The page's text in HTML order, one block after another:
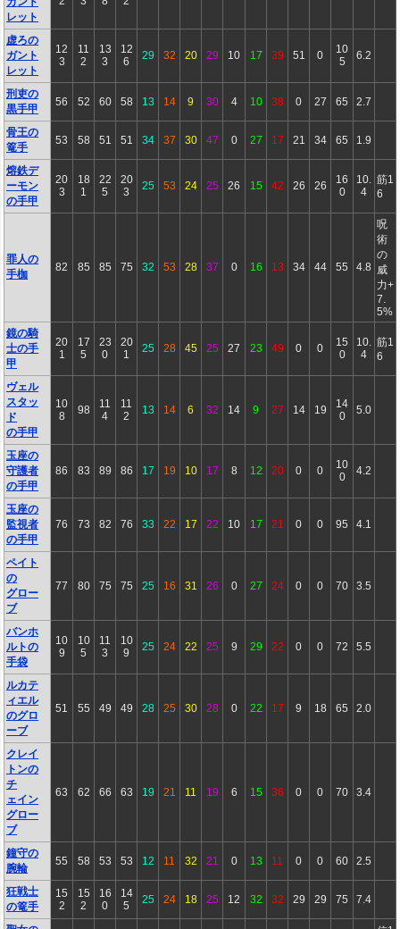
レット
虚ろの
ガント
レット
12
3
11
2
13
3
12
6
29 32 20 29 10 17 39 51 0
10
5
6.2
刑吏の
黒手甲
56 52 60 58 13 14 9 30 4 10 38 0 27 65 2.7
骨王の
篭手
53 58 51 51 34 37 30 47 0 27 17 21 34 65 1.9
熔鉄デ
ーモン
の手甲
20
3
18
1
22
5
20
3
25 53 24 25 26 15 42 26 26
16
0
10.
4
筋1
6
罪人の
手枷
82 85 85 75 32 53 28 37 0 16 13 34 44 55 4.8
呪
術
の
威
力+
7.
5%
鏡の騎
士の手
甲
20
1
17
5
23
0
20
1
25 28 45 25 27 23 49 0 0
15
0
10.
4
筋1
6
ヴェル
スタッ
ド
の手甲
10
8
98
11
4
11
2
13 14 6 32 14 9 27 14 19
14
0
5.0
玉座の
守護者
の手甲
86 83 89 86 17 19 10 17 8 12 20 0 0
10
0
4.2
玉座の
監視者
の手甲
76 73 82 76 33 22 17 22 10 17 21 0 0 95 4.1
ペイト
の
グロー
ブ
77 80 75 75 25 16 31 26 0 27 24 0 0 70 3.5
バンホ
ルトの
手袋
10
9
10
5
11
3
10
9
25 24 22 25 9 29 22 0 0 72 5.5
ルカテ
ィエル
のグロ
ーブ
51 55 49 49 28 25 30 28 0 22 17 9 18 65 2.0
クレイ
トンの
チ
ェイン
グロー
ブ
63 62 66 63 19 21 11 19 6 15 36 0 0 70 3.4
鐘守の
腕輪
55 58 53 53 12 11 32 21 0 13 11 0 0 60 2.5
狂戦士
の篭手
15
2
15
2
16
0
14
5
25 24 18 25 12 32 32 29 29 75 7.4